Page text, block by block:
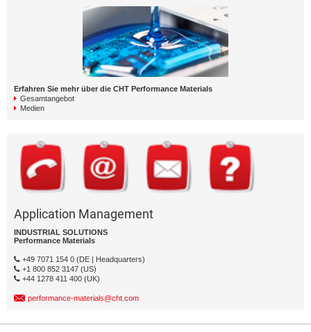
Erfahren Sie mehr über die CHT Performance Materials
Gesamtangebot
Medien
Application Management
INDUSTRIAL SOLUTIONS
Performance Materials
+49 7071 154 0 (DE | Headquarters)
+1 800 852 3147 (US)
+44 1278 411 400 (UK)
performance-materials@cht.com